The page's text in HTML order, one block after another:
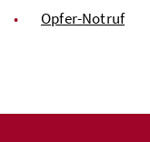
Opfer-Notruf